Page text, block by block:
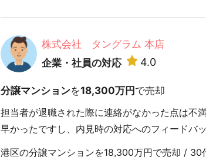
株式会社 タングラム 本店
企業・社員の対応
4.0
分譲マンションを18,300万円で売却
担当者が退職された際に連絡がなかった点は不
早かったですし、内見時の対応へのフィードバ
港区の分譲マンションを18,300万円で売却 /